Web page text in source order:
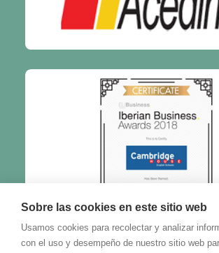
Sobre las cookies en este sitio web
Usamos cookies para recolectar y analizar
con el uso y desempeño de nuestro sitio web